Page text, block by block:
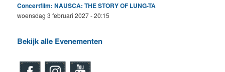
Concertfilm: NAUSCA: THE STORY OF LUNG-TA
woensdag 3 februari 2027 - 20:15
Bekijk alle Evenementen